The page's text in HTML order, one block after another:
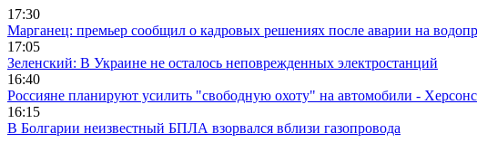
17:30
Марганец: премьер сообщил о кадровых решениях после аварии на
17:05
Зеленский: В Украине не осталось неповрежденных электростанций
16:40
Россияне планируют усилить "свободную охоту" на автомобили -
16:15
В Болгарии неизвестный БПЛА взорвался вблизи газопровода